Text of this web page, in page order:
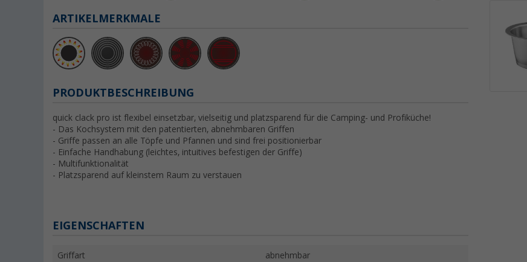
ARTIKELMERKMALE
PRODUKTBESCHREIBUNG
quick clack pro ist flexibel einsetzbar, vielseitig und platzsparend für die Camping- und Profiküche!
- Das Kochsystem mit den patentierten, abnehmbaren Griffen
- Griffe passen an alle Töpfe und Pfannen und sind frei positionierbar
- Einfache Handhabung (leichtes, intuitives befestigen der Griffe)
- Multifunktionalität
- Platzsparend auf kleinstem Raum zu verstauen
EIGENSCHAFTEN
Griffart abnehmbar